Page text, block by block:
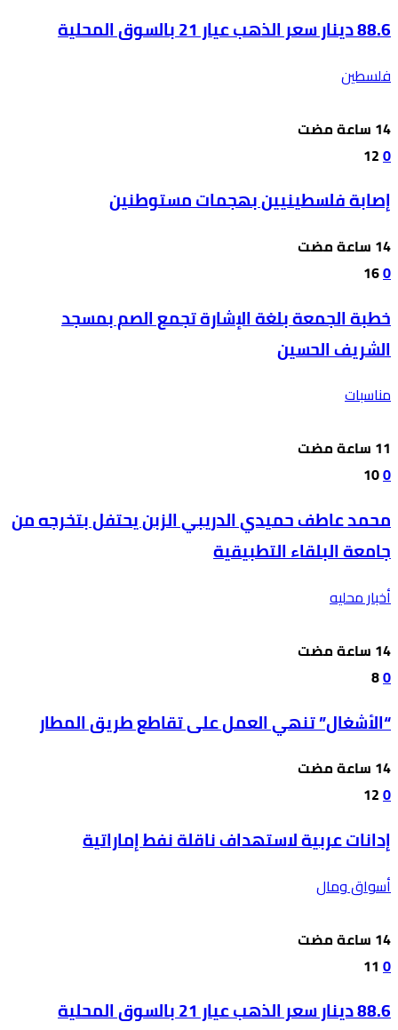
88.6 دينار سعر الذهب عيار 21 بالسوق المحلية
فلسطين
0
12
إصابة فلسطينيين بهجمات مستوطنين
0
16
خطبة الجمعة بلغة الإشارة تجمع الصم بمسجد
الشريف الحسين
مناسبات
0
10
محمد عاطف حميدي الدريبي الزبن يحتفل بتخرجه من
جامعة البلقاء التطبيقية
أخبار محليه
0
8
“الأشغال” تنهي العمل على تقاطع طريق المطار
0
12
إدانات عربية لاستهداف ناقلة نفط إماراتية
أسواق ومال
0
11
88.6 دينار سعر الذهب عيار 21 بالسوق المحلية